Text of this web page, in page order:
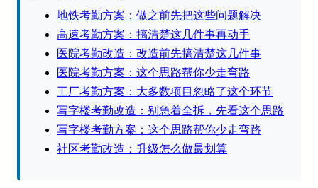
地铁考勤方案：做之前先把这些问题解决
高速考勤方案：搞清楚这几件事再动手
医院考勤改造：改造前先搞清楚这几件事
医院考勤方案：这个思路帮你少走弯路
工厂考勤方案：大多数项目忽略了这个环节
写字楼考勤改造：别急着全拆，先看这个思路
写字楼考勤方案：这个思路帮你少走弯路
社区考勤改造：升级怎么做最划算